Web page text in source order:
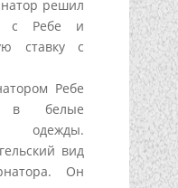
решил
с Ребе и
ставку с
Ребе
в белые
вид
Он